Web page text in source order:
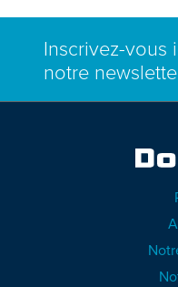
Inscrivez-vous
notre